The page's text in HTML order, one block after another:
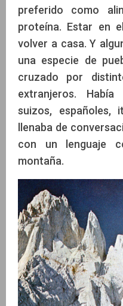
preferido como
proteína. Estar en
volver a casa. Y
una especie de
cruzado por
extranjeros. Había
suizos, españoles,
llenaba de
con un lenguaje
montaña.